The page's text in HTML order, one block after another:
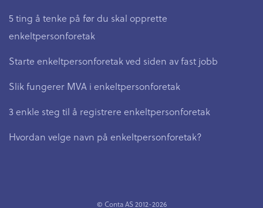
5 ting å tenke på før du skal opprette
enkeltpersonforetak
Starte enkeltpersonforetak ved siden av fast jobb
Slik fungerer MVA i enkeltpersonforetak
3 enkle steg til å registrere enkeltpersonforetak
Hvordan velge navn på enkeltpersonforetak?
© Conta AS 2012-2026